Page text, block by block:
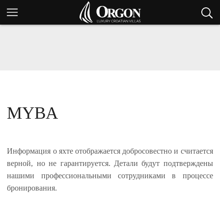
MYBA
Информация о яхте отображается добросовестно и считается
верной, но не гарантируется. Детали будут подтверждены
нашими профессиональными сотрудниками в процессе
бронирования.